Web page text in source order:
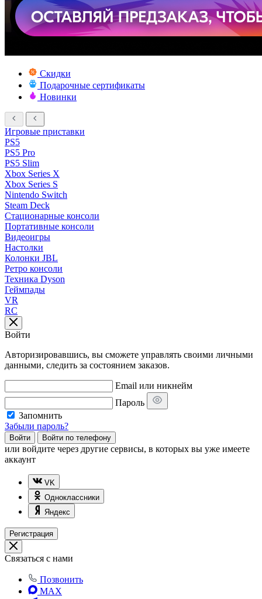
Скидки
Подарочные сертификаты
Новинки
Игровые приставки
PS5
PS5 Pro
PS5 Slim
Xbox Series X
Xbox Series S
Nintendo Switch
Steam Deck
Стационарные консоли
Портативные консоли
Видеоигры
Настолки
Колонки JBL
Ретро консоли
Техника Dyson
Геймпады
VR
RC
Войти
Авторизировавшись, вы сможете управлять своими личными
данными, следить за состоянием заказов.
Email или никнейм
Пароль
Запомнить
Забыли пароль?
Войти Войти по телефону
или войдите через другие сервисы, в которых вы уже имеете
аккаунт
VK
Одноклассники
Яндекс
Регистрация
Связаться с нами
Позвонить
MAX